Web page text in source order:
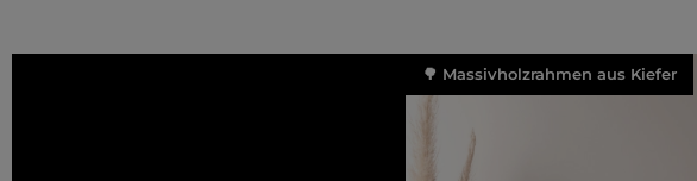
🌳 Massivholzrahmen aus Kiefer